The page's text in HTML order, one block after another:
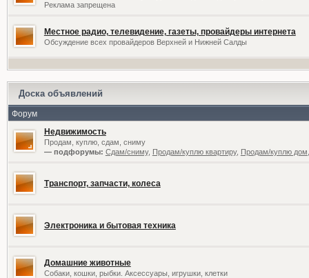
Реклама запрещена
Местное радио, телевидение, газеты, провайдеры интернета
Обсуждение всех провайдеров Верхней и Нижней Салды
Доска объявлений
Форум
Недвижимость
Продам, куплю, сдам, сниму
— подфорумы: Сдам/сниму, Продам/куплю квартиру, Продам/куплю
Транспорт, запчасти, колеса
Электроника и бытовая техника
Домашние животные
Собаки, кошки, рыбки. Аксессуары, игрушки, клетки